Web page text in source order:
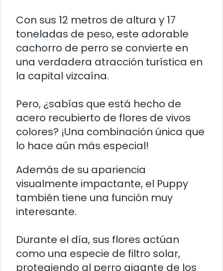
Con sus 12 metros de altura y 17
toneladas de peso, este adorable
cachorro de perro se convierte en
una verdadera atracción turística en
la capital vizcaína.
Pero, ¿sabías que está hecho de
acero recubierto de flores de vivos
colores? ¡Una combinación única que
lo hace aún más especial!
Además de su apariencia
visualmente impactante, el Puppy
también tiene una función muy
interesante.
Durante el día, sus flores actúan
como una especie de filtro solar,
protegiendo al perro gigante de los